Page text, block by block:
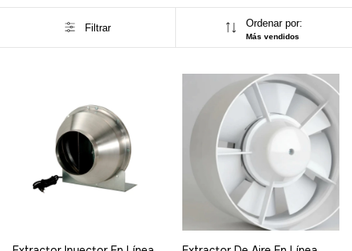
Filtrar Ordenar por:
Más vendidos